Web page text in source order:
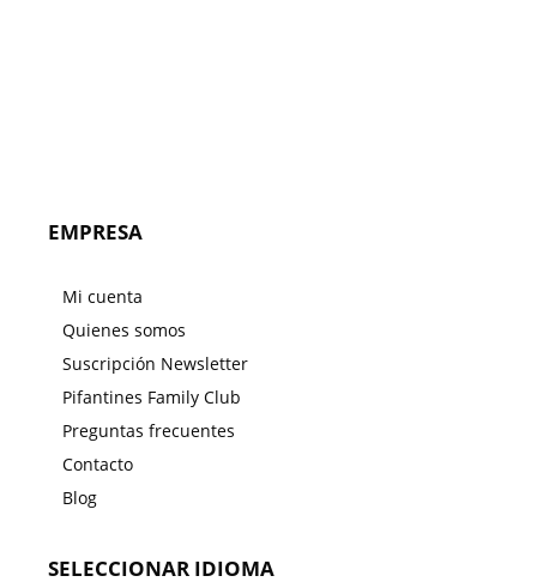
EMPRESA
Mi cuenta
Quienes somos
Suscripción Newsletter
Pifantines Family Club
Preguntas frecuentes
Contacto
Blog
SELECCIONAR IDIOMA